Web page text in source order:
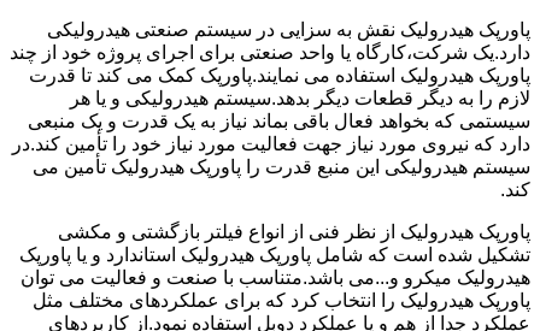
پاورپک هیدرولیک نقش به سزایی در سیستم صنعتی هیدرولیکی
دارد.یک شرکت،کارگاه یا واحد صنعتی برای اجرای پروژه خود از چند
پاورپک هیدرولیک استفاده می نمایند.پاورپک کمک می کند تا قدرت
لازم را به دیگر قطعات دیگر بدهد.سیستم هیدرولیکی و یا هر
سیستمی که بخواهد فعال باقی بماند نیاز به یک قدرت و یک منبعی
دارد که نیروی مورد نیاز جهت فعالیت مورد نیاز خود را تأمین کند.در
سیستم هیدرولیکی این منبع قدرت را پاورپک هیدرولیک تأمین می
کند.
پاورپک هیدرولیک از نظر فنی از انواع فیلتر بازگشتی و مکشی
تشکیل شده است که شامل پاورپک هیدرولیک استاندارد و یا پاورپک
هیدرولیک میکرو و...می باشد.متناسب با صنعت و فعالیت می توان
پاورپک هیدرولیک را انتخاب کرد که برای عملکردهای مختلف مثل
عملکرد جدا از هم و یا عملکرد دوبل استفاده نمود.از کاربردهای